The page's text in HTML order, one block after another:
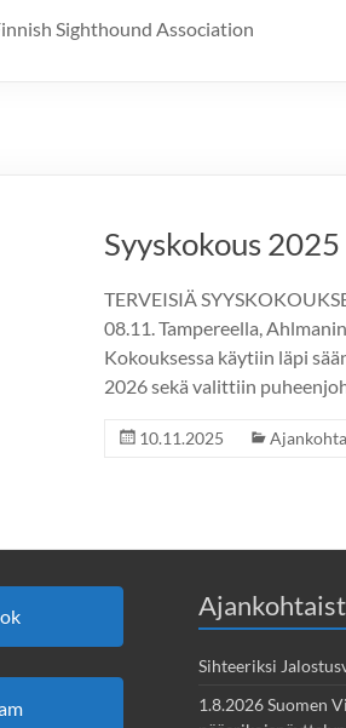
Sighthound Association
Syyskokous 2025
TERVEISIÄ
08.11. Tampereella,
Kokouksessa käytiin läpi
2026 sekä valittiin
10.11.2025
Sihteeriksi
1.8.2026 Suomen